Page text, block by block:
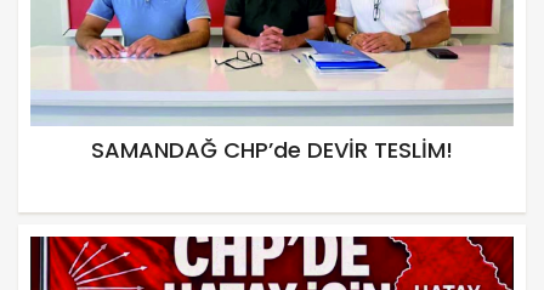
SAMANDAĞ CHP’de DEVİR TESLİM!